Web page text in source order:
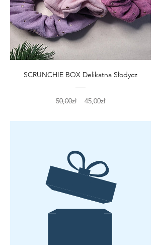
SCRUNCHIE BOX Delikatna Słodycz
50,00zł
Regularna
45,00złCena